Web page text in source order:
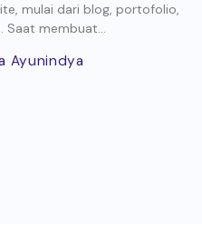
mulai dari blog, portofolio,
Saat membuat...
Ayunindya